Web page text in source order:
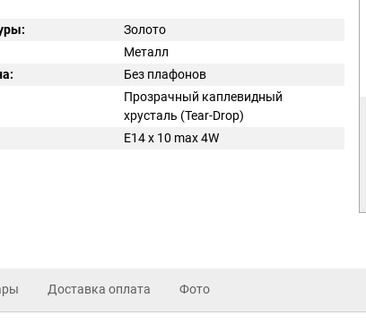
Золото
Металл
Без плафонов
Прозрачный каплевидный
хрусталь (Tear-Drop)
E14 x 10 max 4W
Доставка оплата Фото